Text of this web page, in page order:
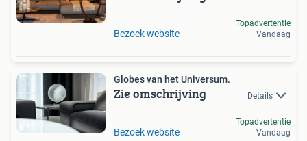
Bezoek website
Topadvertentie
Vandaag
Globes van het Universum.
Zie omschrijving Details
Bezoek website
Topadvertentie
Vandaag